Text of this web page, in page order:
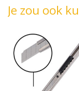
Je zou ook